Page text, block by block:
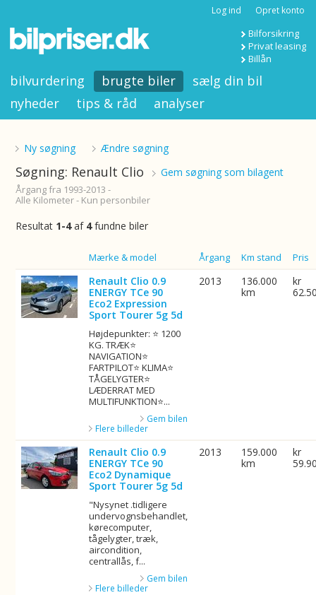
Log ind Opret konto
Bilforsikring
Privat leasing
Billån
bilvurdering brugte biler
sælg din bil
nyheder
tips & råd analyser
Ny søgning Ændre søgning
Søgning: Renault Clio Gem søgning som bilagent
Årgang fra 1993-2013 -
Alle Kilometer - Kun personbiler
Resultat 1-4af 4fundne biler
Mærke & model Årgang Km stand Pris
Renault Clio 0.9
ENERGY TCe 90
Eco2 Expression
Sport Tourer 5g 5d
Højdepunkter: ⭐ 1200
KG. TRÆK⭐
NAVIGATION⭐
FARTPILOT⭐ KLIMA⭐
TÅGELYGTER⭐
LÆDERRAT MED
MULTIFUNKTION⭐...
Gem bilen
Flere billeder
2013
136.000
km
kr
Renault Clio 0.9
ENERGY TCe 90
Eco2 Dynamique
Sport Tourer 5g 5d
"Nysynet .tidligere
undervognsbehandlet,
kørecomputer,
tågelygter, træk,
aircondition,
centrallås, f...
Gem bilen
Flere billeder
2013
159.000
km
kr